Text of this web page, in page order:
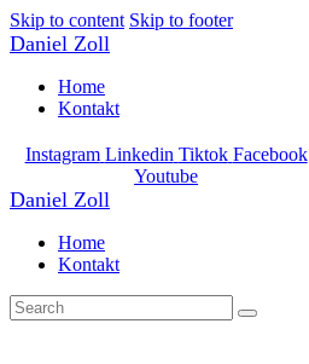
Skip to content Skip to footer
Daniel Zoll
Home
Kontakt
Instagram Linkedin Tiktok Facebook
Youtube
Daniel Zoll
Home
Kontakt